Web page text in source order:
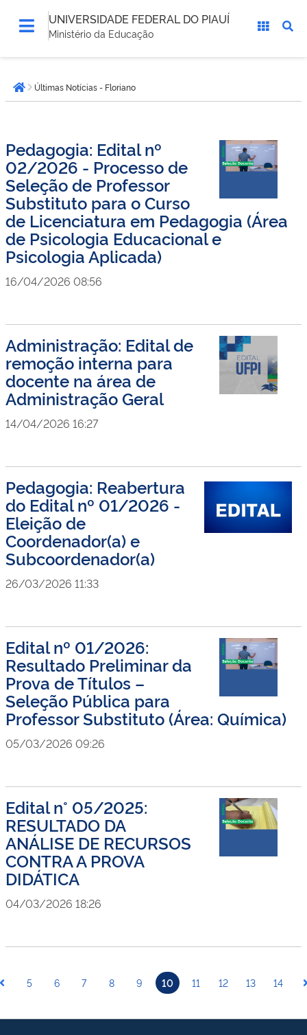
UNIVERSIDADE FEDERAL DO PIAUÍ
Ministério da Educação
está
aqui:Página inicial
Últimas Notícias - Floriano
Pedagogia: Edital nº
02/2026 - Processo de
Seleção de Professor
Substituto para o Curso
de Licenciatura em Pedagogia (Área
de Psicologia Educacional e
Psicologia Aplicada)
16/04/2026 08:56
Administração: Edital de
remoção interna para
docente na área de
Administração Geral
14/04/2026 16:27
Pedagogia: Reabertura
do Edital nº 01/2026 -
Eleição de
Coordenador(a) e
Subcoordenador(a)
26/03/2026 11:33
Edital nº 01/2026:
Resultado Preliminar da
Prova de Títulos –
Seleção Pública para
Professor Substituto (Área: Química)
05/03/2026 09:26
Edital n° 05/2025:
RESULTADO DA
ANÁLISE DE RECURSOS
CONTRA A PROVA
DIDÁTICA
04/03/2026 18:26
5 6 7 8 9 10 11 12 13 14